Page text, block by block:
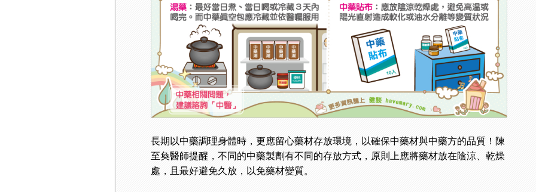
長期以中藥調理身體時，更應留心藥材存放環境，以確保中藥材與中藥方的品質！陳
至奐醫師提醒，不同的中藥製劑有不同的存放方式，原則上應將藥材放在陰涼、乾燥
處，且最好避免久放，以免藥材變質。